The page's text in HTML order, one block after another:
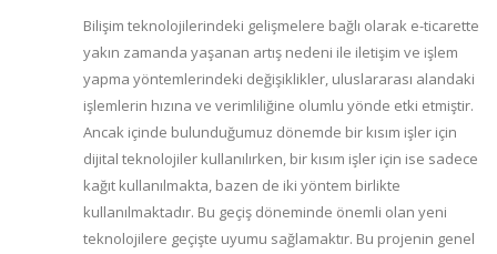
Bilişim teknolojilerindeki gelişmelere bağlı olarak e-ticarette
yakın zamanda yaşanan artış nedeni ile iletişim ve işlem
yapma yöntemlerindeki değişiklikler, uluslararası alandaki
işlemlerin hızına ve verimliliğine olumlu yönde etki etmiştir.
Ancak içinde bulunduğumuz dönemde bir kısım işler için
dijital teknolojiler kullanılırken, bir kısım işler için ise sadece
kağıt kullanılmakta, bazen de iki yöntem birlikte
kullanılmaktadır. Bu geçiş döneminde önemli olan yeni
teknolojilere geçişte uyumu sağlamaktır. Bu projenin genel